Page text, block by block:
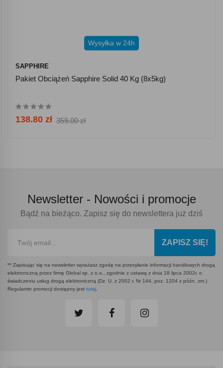
Wysyłka w 24h
SAPPHIRE
Pakiet Obciążeń Sapphire Solid 40 Kg (8x5kg)
138.80 zł 359.00 zł
Newsletter - Nowości i promocje
Bądź na bieżąco. Zapisz się do newslettera już dziś
ZAPISZ SIĘ!
** Zapisując się na newsletter wyrażasz zgodę na przesyłanie informacji handlowych drogą
elektroniczną przez firmę Global sp. z o.o., zgodnie z ustawą z dnia 18 lipca 2002r. o
świadczeniu usług drogą elektroniczną (Dz. U. z 2002 r. Nr 144, poz. 1204 z późn. zm.)
Regulamin promocji dostępny jest tutaj.